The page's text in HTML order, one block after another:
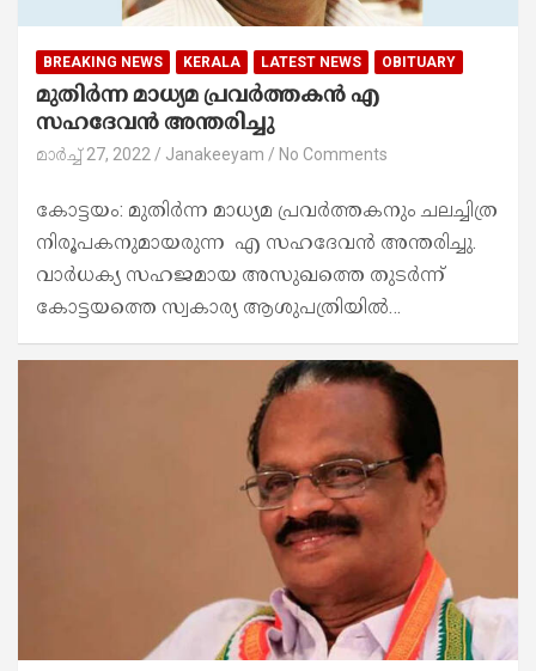
BREAKING NEWS KERALA LATEST NEWS OBITUARY
മുതിർന്ന മാധ്യമ പ്രവർത്തകൻ എ
സഹദേവൻ അന്തരിച്ചു
മാർച്ച്‌ 27, 2022 Janakeeyam No Comments
കോട്ടയം: മുതിർന്ന മാധ്യമ പ്രവർത്തകനും ചലച്ചിത്ര
നിരൂപകനുമായരുന്ന എ സഹദേവൻ അന്തരിച്ചു.
വാർധക്യ സഹജമായ അസുഖത്തെ തുടർന്ന്
കോട്ടയത്തെ സ്വകാര്യ ആശുപത്രിയിൽ…